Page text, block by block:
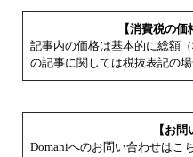
【消費税の価
記事内の価格は基本的に総額
の記事に関しては税抜表記の場
【お問
Domaniへのお問い合わせはこ